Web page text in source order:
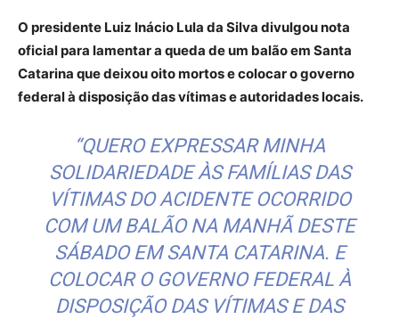
O presidente Luiz Inácio Lula da Silva divulgou nota
oficial para lamentar a queda de um balão em Santa
Catarina que deixou oito mortos e colocar o governo
federal à disposição das vítimas e autoridades locais.
“QUERO EXPRESSAR MINHA
SOLIDARIEDADE ÀS FAMÍLIAS DAS
VÍTIMAS DO ACIDENTE OCORRIDO
COM UM BALÃO NA MANHÃ DESTE
SÁBADO EM SANTA CATARINA. E
COLOCAR O GOVERNO FEDERAL À
DISPOSIÇÃO DAS VÍTIMAS E DAS